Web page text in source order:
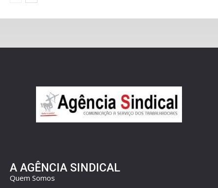
A AGÊNCIA SINDICAL
Quem Somos